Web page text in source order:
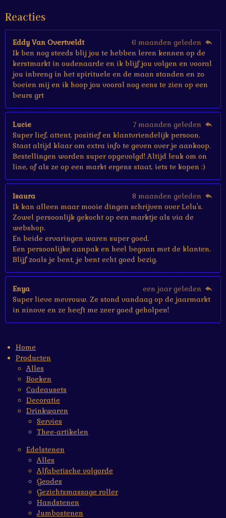
r
r
Reacties
Eddy Van Overtveldt
6 maanden geleden
Ik ben nog steeds blij jou te hebben leren kennen op de
kerstmarkt in oudenaarde en ik blijf jou volgen en vooral
jou inbreng in het spirituele en de maan standen en zo
boeien mij en ik hoop jou vooral nog eens te zien op een
beurs grt
Lucie
7 maanden geleden
Super lief, attent, positief en klantvriendelijk persoon.
Staat altijd klaar om extra info te geven over je aankoop.
Bestellingen worden super opgevolgd! Altijd leuk om on
line, of als ze op een markt ergens staat, iets te kopen :)
Isaura
8 maanden geleden
Ik kan alleen maar mooie dingen schrijven over Lelu's.
Zowel persoonlijk gekocht op een marktje als via de
webshop.
En beide ervaringen waren super goed.
Een persoonlijke aanpak en heel begaan met de klanten.
Blijf zoals je bent, je bent echt goed bezig.
Enya
een jaar geleden
Super lieve mevrouw. Ze stond vandaag op de jaarmarkt
in ninove en ze heeft me zeer goed geholpen!
Home
Producten
Alles
Boeken
Cadeausets
Decoratie
Drinkwaren
Servies
Thee-artikelen
Edelstenen
Alles
Alfabetische volgorde
Geodes
Gezichtsmassage roller
Handstenen
Jumbostenen